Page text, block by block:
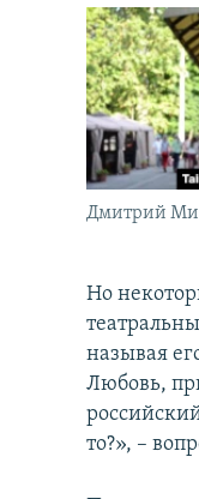
Дмитрий
Но
называя
Любовь,
то?», –